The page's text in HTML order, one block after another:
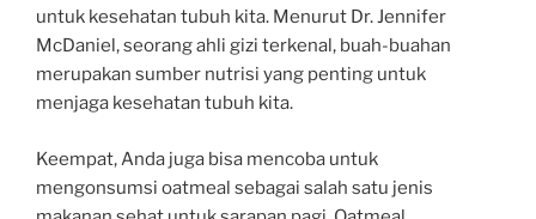
untuk kesehatan tubuh kita. Menurut Dr. Jennifer
McDaniel, seorang ahli gizi terkenal, buah-buahan
merupakan sumber nutrisi yang penting untuk
menjaga kesehatan tubuh kita.
Keempat, Anda juga bisa mencoba untuk
mengonsumsi oatmeal sebagai salah satu jenis